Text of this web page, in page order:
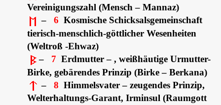
Vereinigungszahl (Mensch – Mannaz)
–
6 Kosmische Schicksalsgemeinschaft
tierisch-menschlich-göttlicher Wesenheiten
(Weltroß -Ehwaz)
–
7 Erdmutter – , weißhäutige Urmutter-
Birke, gebärendes Prinzip (Birke – Berkana)
– 8 Himmelsvater – zeugendes Prinzip,
Welterhaltungs-Garant, Irminsul (Raumgott